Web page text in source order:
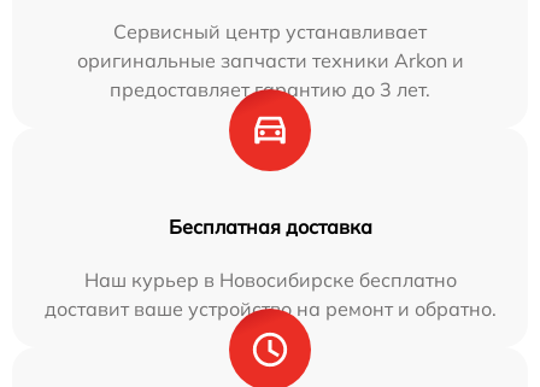
Сервисный центр устанавливает
оригинальные запчасти техники Arkon и
предоставляет гарантию до 3 лет.
Бесплатная доставка
Наш курьер в Новосибирске бесплатно
доставит ваше устройство на ремонт и обратно.